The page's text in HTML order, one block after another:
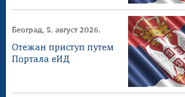
Београд, 5. август 2026.
Отежан приступ путем
Портала еИД